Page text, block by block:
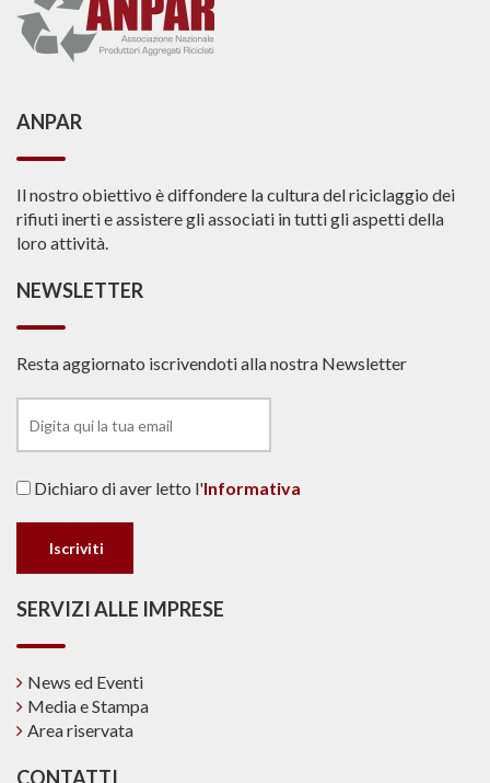
ANPAR
Il nostro obiettivo è diffondere la cultura del riciclaggio dei
rifiuti inerti e assistere gli associati in tutti gli aspetti della
loro attività.
NEWSLETTER
Resta aggiornato iscrivendoti alla nostra Newsletter
Dichiaro di aver letto l'Informativa
SERVIZI ALLE IMPRESE
News ed Eventi
Media e Stampa
Area riservata
CONTATTI